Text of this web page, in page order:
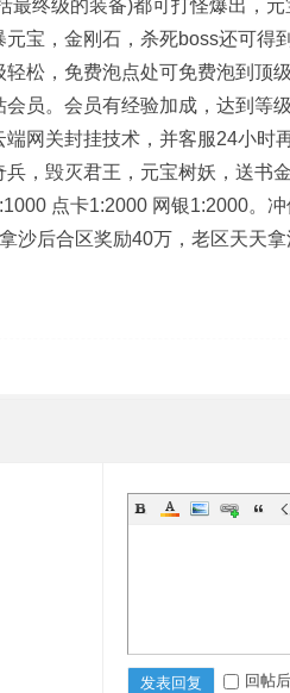
最终级的装备)都可打怪爆出，
元宝，金刚石，杀死boss还可得
轻松，免费泡点处可免费泡到顶
会员。会员有经验加成，达到等
端网关封挂技术，并客服24小时
兵，毁灭君王，元宝树妖，送书
点卡1:2000 网银1:2000。
沙后合区奖励40万，老区天天
发表回复 回帖